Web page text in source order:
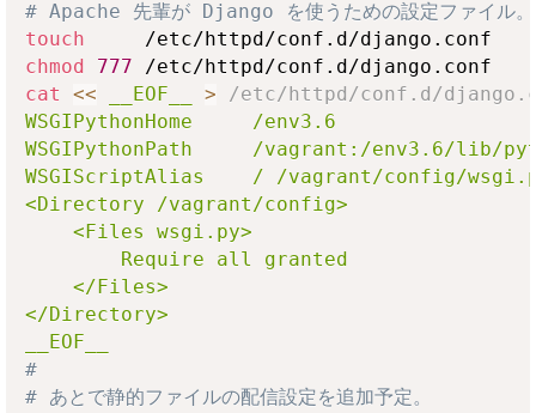
# Apache 先輩が Django を使うための設定ファイル。
touch
chmod
777
cat
<< __EOF__ > /etc/httpd/conf.d/
WSGIPythonHome     /env3.6
WSGIPythonPath     /vagrant:/env3.6/lib/
WSGIScriptAlias    / /vagrant/config/
<Directory /vagrant/config>
    <Files wsgi.py>
        Require all granted
    </Files>
</Directory>
__EOF__
#
# あとで静的ファイルの配信設定を追加予定。